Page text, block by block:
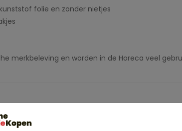
folie en zonder nietjes
merkbeleving en worden in de Horeca veel
eargre-org